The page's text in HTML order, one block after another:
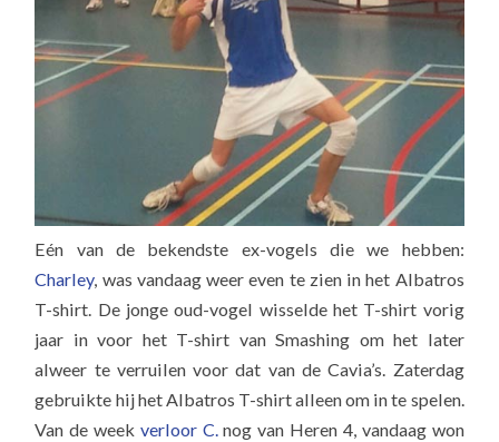
Eén van de bekendste ex-vogels die we hebben:
Charley, was vandaag weer even te zien in het Albatros
T-shirt. De jonge oud-vogel wisselde het T-shirt vorig
jaar in voor het T-shirt van Smashing om het later
alweer te verruilen voor dat van de Cavia’s. Zaterdag
gebruikte hij het Albatros T-shirt alleen om in te spelen.
Van de week verloor C.nog van Heren 4, vandaag won